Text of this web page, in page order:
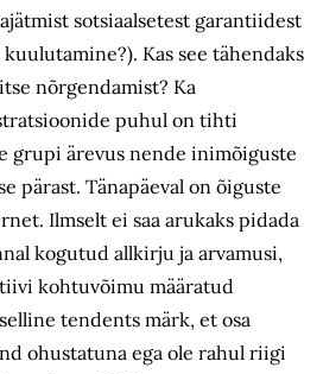
sotsiaalsetest garantiidest
Kas see tähendaks
nõrgendamist? Ka
puhul on tihti
grupi ärevus nende inimõiguste
pärast. Tänapäeval on õiguste
Ilmselt ei saa arukaks pidada
kogutud allkirju ja arvamusi,
kohtuvõimu määratud
tendents märk, et osa
ohustatuna ega ole rahul riigi